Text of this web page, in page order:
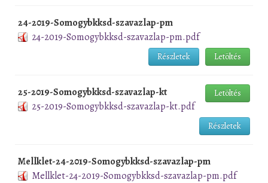
24-2019-Somogybkksd-szavazlap-pm
24-2019-Somogybkksd-szavazlap-pm.pdf
Letöltés
Részletek
25-2019-Somogybkksd-szavazlap-kt
25-2019-Somogybkksd-szavazlap-kt.pdf
Letöltés
Részletek
Mellklet-24-2019-Somogybkksd-szavazlap-pm
Mellklet-24-2019-Somogybkksd-szavazlap-pm.pdf